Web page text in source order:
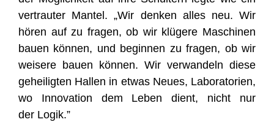
ver­trau­ter Man­tel. „Wir den­ken alles neu. Wir
hören auf zu fra­gen, ob wir klü­ge­re Maschi­nen
bau­en kön­nen, und begin­nen zu fra­gen, ob wir
wei­se­re bau­en kön­nen. Wir ver­wan­deln die­se
gehei­lig­ten Hal­len in etwas Neu­es, Labo­ra­to­ri­en,
wo Inno­va­ti­on dem Leben dient, nicht nur
der Logik.”